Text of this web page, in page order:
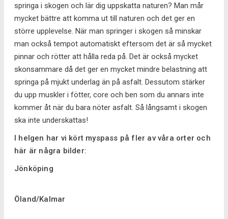
springa i skogen och lär dig uppskatta naturen? Man mår
mycket bättre att komma ut till naturen och det ger en
större upplevelse. När man springer i skogen så minskar
man också tempot automatiskt eftersom det är så mycket
pinnar och rötter att hålla reda på. Det är också mycket
skonsammare då det ger en mycket mindre belastning att
springa på mjukt underlag än på asfalt. Dessutom stärker
du upp muskler i fötter, core och ben som du annars inte
kommer åt när du bara nöter asfalt. Så långsamt i skogen
ska inte underskattas!
I helgen har vi kört myspass på fler av våra orter och
här är några bilder:
Jönköping
Öland/Kalmar